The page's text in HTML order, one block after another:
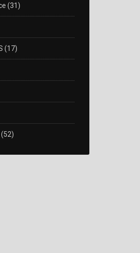
(31)
(17)
(52)